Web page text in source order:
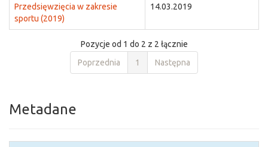
Przedsięwzięcia w zakresie
sportu (2019)
14.03.2019
Pozycje od 1 do 2 z 2 łącznie
Poprzednia
1 Następna
Metadane